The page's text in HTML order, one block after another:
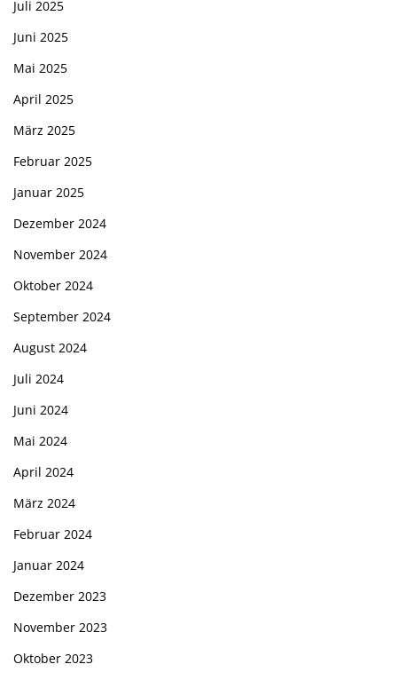
Juli 2025
Juni 2025
Mai 2025
April 2025
März 2025
Februar 2025
Januar 2025
Dezember 2024
November 2024
Oktober 2024
September 2024
August 2024
Juli 2024
Juni 2024
Mai 2024
April 2024
März 2024
Februar 2024
Januar 2024
Dezember 2023
November 2023
Oktober 2023